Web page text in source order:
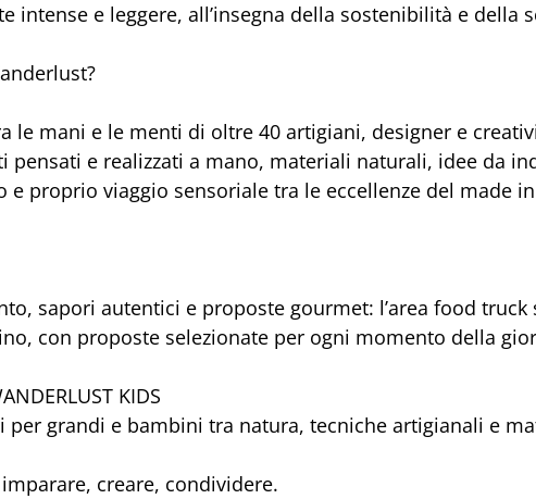
intense e leggere, all’insegna della sostenibilità e della
le mani e le menti di oltre 40 artigiani, designer e
pensati e realizzati a mano, materiali naturali, idee da
e proprio viaggio sensoriale tra le eccellenze del made
sapori autentici e proposte gourmet: l’area food truck
con proposte selezionate per ogni momento della
KIDS
per grandi e bambini tra natura, tecniche artigianali e
imparare, creare, condividere.